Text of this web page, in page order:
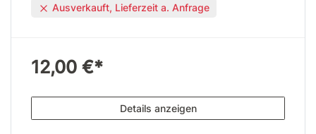
Ausverkauft, Lieferzeit a. Anfrage
12,00 €*
Details anzeigen